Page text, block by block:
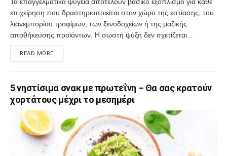
επιχείρηση που δραστηριοποιείται στον χώρο της εστίασης, του
λιανεμπορίου τροφίμων, των ξενοδοχείων ή της μαζικής
αποθήκευσης προϊόντων. Η σωστή ψύξη δεν σχετίζεται...
READ MORE
5 νηστίσιμα σνακ με πρωτεΐνη – Θα σας κρατούν
χορτάτους μέχρι το μεσημέρι